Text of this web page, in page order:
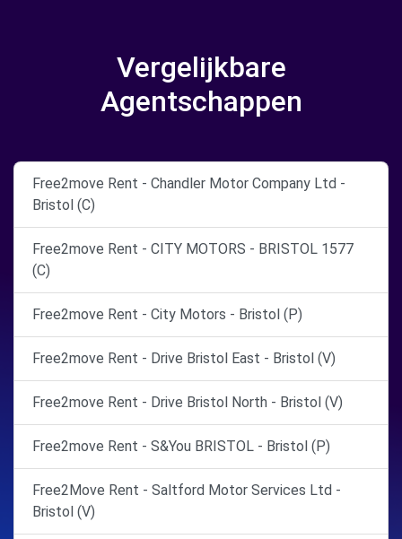
Vergelijkbare
Agentschappen
Free2move Rent - Chandler Motor Company Ltd -
Bristol (C)
Free2move Rent - CITY MOTORS - BRISTOL 1577
(C)
Free2move Rent - City Motors - Bristol (P)
Free2move Rent - Drive Bristol East - Bristol (V)
Free2move Rent - Drive Bristol North - Bristol (V)
Free2move Rent - S&You BRISTOL - Bristol (P)
Free2Move Rent - Saltford Motor Services Ltd -
Bristol (V)